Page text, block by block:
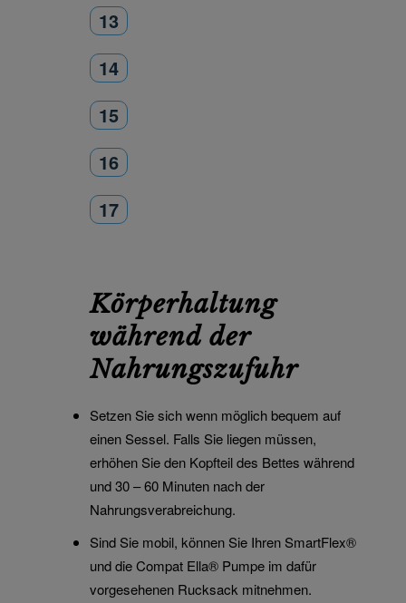
13
14
15
16
17
Körperhaltung
während der
Nahrungszufuhr
Setzen Sie sich wenn möglich bequem auf
einen Sessel. Falls Sie liegen müssen,
erhöhen Sie den Kopfteil des Bettes während
und 30 – 60 Minuten nach der
Nahrungsverabreichung.
Sind Sie mobil, können Sie Ihren SmartFlex®
und die Compat Ella® Pumpe im dafür
vorgesehenen Rucksack mitnehmen.